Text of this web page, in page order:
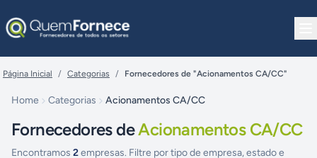
Página Inicial / Categorias / Fornecedores de "Acionamentos CA/CC"
Home Categorias Acionamentos CA/CC
Fornecedores deAcionamentos CA/CC
Encontramos 2empresas. Filtre por tipo de empresa, estado e